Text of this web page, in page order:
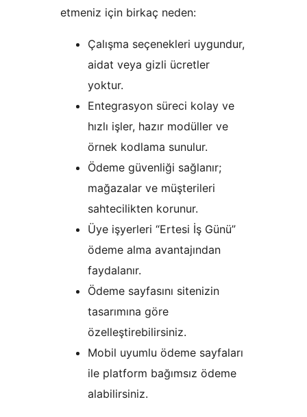
etmeniz için birkaç neden:
Çalışma seçenekleri uygundur,
aidat veya gizli ücretler
yoktur.
Entegrasyon süreci kolay ve
hızlı işler, hazır modüller ve
örnek kodlama sunulur.
Ödeme güvenliği sağlanır;
mağazalar ve müşterileri
sahtecilikten korunur.
Üye işyerleri “Ertesi İş Günü”
ödeme alma avantajından
faydalanır.
Ödeme sayfasını sitenizin
tasarımına göre
özelleştirebilirsiniz.
Mobil uyumlu ödeme sayfaları
ile platform bağımsız ödeme
alabilirsiniz.